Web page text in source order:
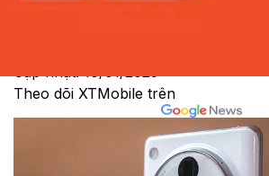
Cập nhật:16/01/2025
Theo dõi XTMobile trên